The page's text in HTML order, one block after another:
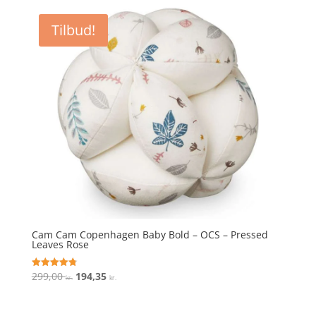
var:
299,00 kr..
er:
162,00 kr..
Tilbud!
Cam Cam Copenhagen Baby Bold – OCS – Pressed
Leaves Rose
Vurderet
4.8
299,00kr. Den
194,35 kr.